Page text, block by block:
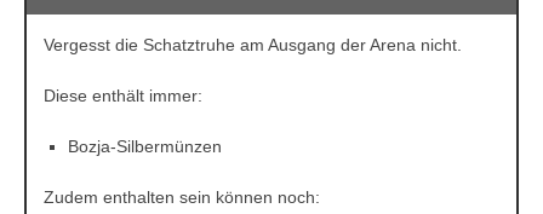
Vergesst die Schatztruhe am Ausgang der Arena nicht.
Diese enthält immer:
Bozja-Silbermünzen
Zudem enthalten sein können noch: